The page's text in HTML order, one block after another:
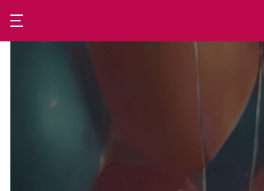
Passa
al
contenuto